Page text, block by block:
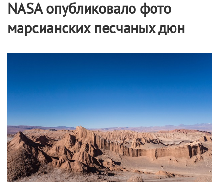
NASA опубликовало фото
марсианских песчаных дюн